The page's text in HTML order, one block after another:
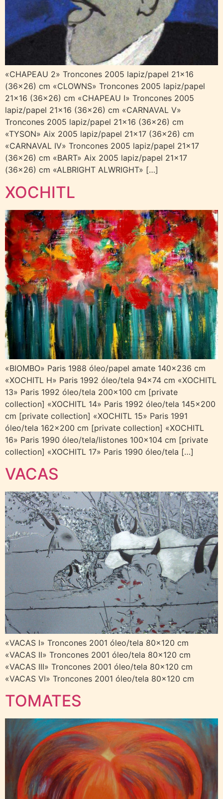
«CHAPEAU 2» Troncones 2005 lapiz/papel 21×16
(36×26) cm «CLOWNS» Troncones 2005 lapiz/papel
21×16 (36×26) cm «CHAPEAU I» Troncones 2005
lapiz/papel 21×16 (36×26) cm «CARNAVAL V»
Troncones 2005 lapiz/papel 21×16 (36×26) cm
«TYSON» Aix 2005 lapiz/papel 21×17 (36×26) cm
«CARNAVAL IV» Troncones 2005 lapiz/papel 21×17
(36×26) cm «BART» Aix 2005 lapiz/papel 21×17
(36×26) cm «ALBRIGHT ALWRIGHT» […]
XOCHITL
«BIOMBO» Paris 1988 óleo/papel amate 140×236 cm
«XOCHITL H» Paris 1992 óleo/tela 94×74 cm «XOCHITL
13» Paris 1992 óleo/tela 200×100 cm [private
collection] «XOCHITL 14» Paris 1992 óleo/tela 145×200
cm [private collection] «XOCHITL 15» Paris 1991
óleo/tela 162×200 cm [private collection] «XOCHITL
16» Paris 1990 óleo/tela/listones 100×104 cm [private
collection] «XOCHITL 17» Paris 1990 óleo/tela […]
VACAS
«VACAS I» Troncones 2001 óleo/tela 80×120 cm
«VACAS II» Troncones 2001 óleo/tela 80×120 cm
«VACAS III» Troncones 2001 óleo/tela 80×120 cm
«VACAS VI» Troncones 2001 óleo/tela 80×120 cm
TOMATES